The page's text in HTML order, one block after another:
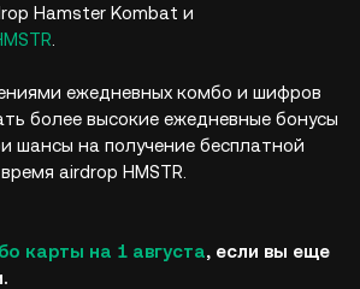
Hamster Kombat и
ежедневных комбо и шифров
более высокие ежедневные бонусы
шансы на получение бесплатной
airdrop HMSTR.
карты на 1 августа, если вы еще